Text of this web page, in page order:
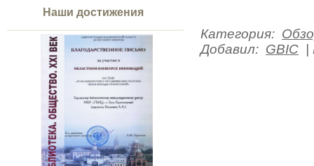
Наши достижения
Категория:
Добавил: GBIC